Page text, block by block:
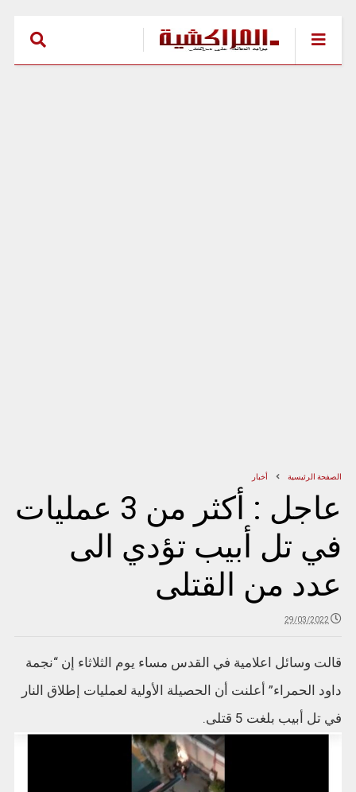
الصفحة الرئيسية أخبار
عاجل : أكثر من 3 عمليات
في تل أبيب تؤدي الى
عدد من القتلى
29/03/2022
قالت وسائل اعلامية في القدس مساء يوم الثلاثاء إن “نجمة
داود الحمراء” أعلنت أن الحصيلة الأولية لعمليات إطلاق النار
في تل أبيب بلغت 5 قتلى.